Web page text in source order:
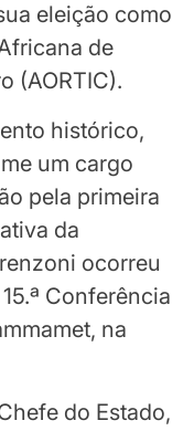
eleição como
de
(AORTIC).
histórico,
um cargo
pela primeira
da
ocorreu
Conferência
na
do Estado,